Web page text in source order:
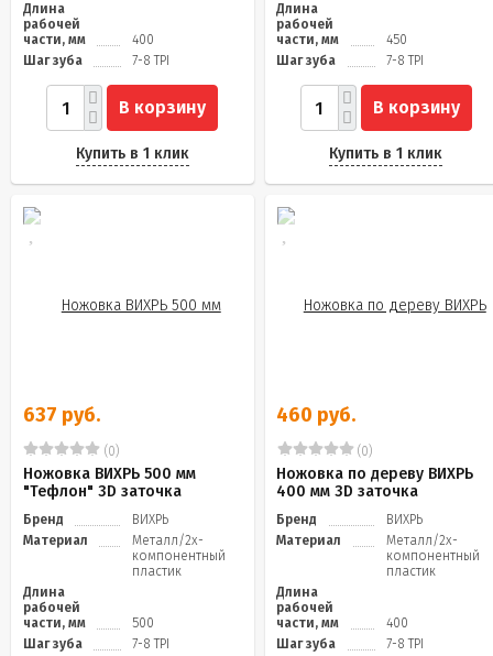
Длина
рабочей
части, мм
400
Шаг зуба
7-8 TPI
В корзину
Купить в 1 клик
Длина
рабочей
части, мм
450
Шаг зуба
7-8 TPI
В корзину
Купить в 1 клик
637 руб.
(0)
Ножовка ВИХРЬ 500 мм
"Тефлон" 3D заточка
Бренд
ВИХРЬ
Материал
Металл/2х-
компонентный
пластик
Длина
рабочей
части, мм
500
Шаг зуба
7-8 TPI
460 руб.
(0)
Ножовка по дереву ВИХРЬ
400 мм 3D заточка
Бренд
ВИХРЬ
Материал
Металл/2х-
компонентный
пластик
Длина
рабочей
части, мм
400
Шаг зуба
7-8 TPI